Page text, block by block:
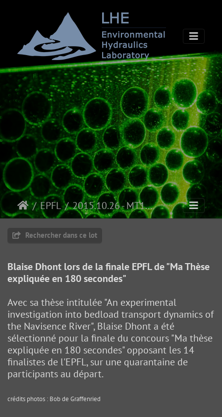
EPFL 2015.10.26 - MT180 finale EPF
Rechercher dans ce lot
Blaise Dhont lors de la finale EPFL de "Ma Thèse
expliquée en 180 secondes"
Avec sa thèse intitulée "An experimental
investigation into bedload transport dynamics of
the Navisence River", Blaise Dhont a été
sélectionné pour la finale du concours "Ma thèse
expliquée en 180 secondes" opposant les 14
finalistes de l'EPFL, sur une quarantaine de
participants au départ.
crédits photos : Bob de Graffenried